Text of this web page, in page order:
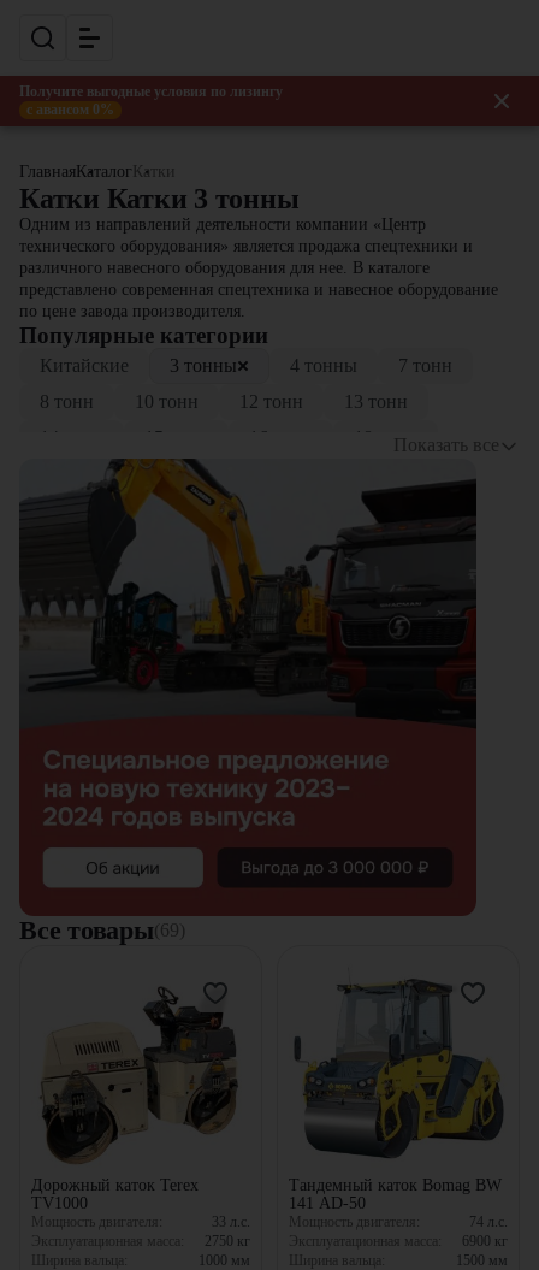
Получите выгодные условия по лизингу
с авансом 0%
Главная Каталог Катки
Катки Катки 3 тонны
Одним из направлений деятельности компании «Центр
технического оборудования» является продажа спецтехники и
различного навесного оборудования для нее. В каталоге
представлено современная спецтехника и навесное оборудование
по цене завода производителя.
Популярные категории
Китайские 3 тонны 4 тонны
7 тонн
8 тонн
10 тонн 12 тонн
13 тонн
14 тонн
15 тонн 16 тонн
18 тонн
25 тонн
Грунтовые
Комбинированные
Показать все
Все товары(69)
Дорожный каток Terex
TV1000
Мощность двигателя: 33 л.с.
Эксплуатационная масса:
2750 кг
Ширина вальца:
1000 мм
Тандемный каток Bomag BW
141 AD-50
Мощность двигателя: 74 л.с.
Эксплуатационная масса:
6900 кг
Ширина вальца:
1500 мм